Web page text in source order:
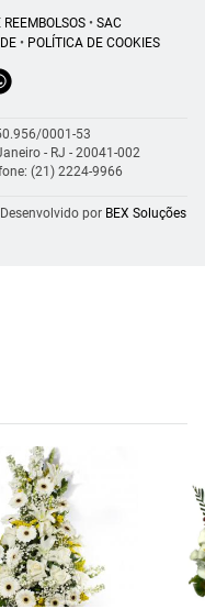
• SAC
• POLÍTICA DE COOKIES
0001-53
- RJ - 20041-002
(21) 2224-9966
por BEX Soluções